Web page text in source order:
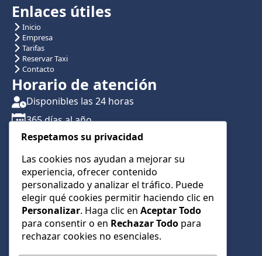
Enlaces útiles
Inicio
Empresa
Tarifas
Reservar Taxi
Contacto
Horario de atención
Disponibles las 24 horas
365 días al año
Traslados con reserva previa
Atención por teléfono y WhatsApp 24/7
CONTÁCTANOS
+34 622 01 23 74
+34 622 01 23 74
info@taxialmeria9.com
Respetamos su privacidad
Las cookies nos ayudan a mejorar su
experiencia, ofrecer contenido
personalizado y analizar el tráfico. Puede
elegir qué cookies permitir haciendo clic en
Personalizar. Haga clic en Aceptar Todo
para consentir o en Rechazar Todo para
rechazar cookies no esenciales.